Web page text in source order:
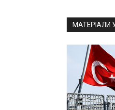
МАТЕРІАЛИ